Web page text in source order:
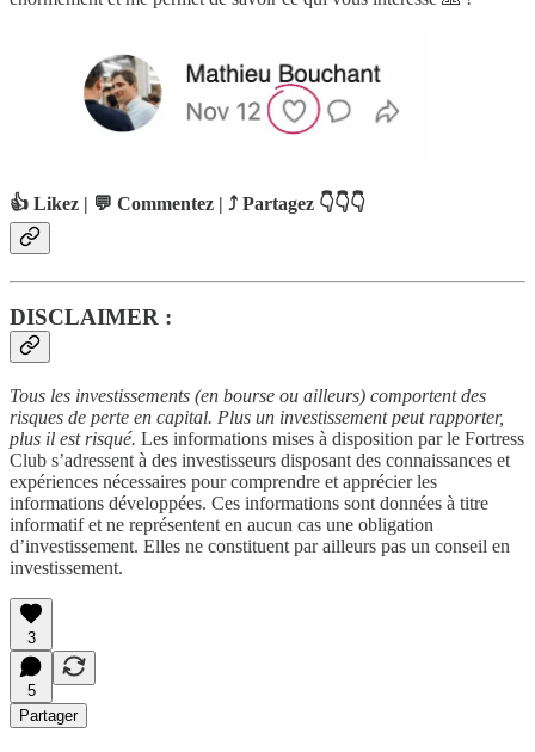
👍 Likez | 💬 Commentez | ⤴️ Partagez 👇👇👇
DISCLAIMER :
Tous les investissements (en bourse ou ailleurs) comportent des
risques de perte en capital. Plus un investissement peut rapporter,
plus il est risqué. Les informations mises à disposition par le Fortress
Club s’adressent à des investisseurs disposant des connaissances et
expériences nécessaires pour comprendre et apprécier les
informations développées. Ces informations sont données à titre
informatif et ne représentent en aucun cas une obligation
d’investissement. Elles ne constituent par ailleurs pas un conseil en
investissement.
3
5
Partager